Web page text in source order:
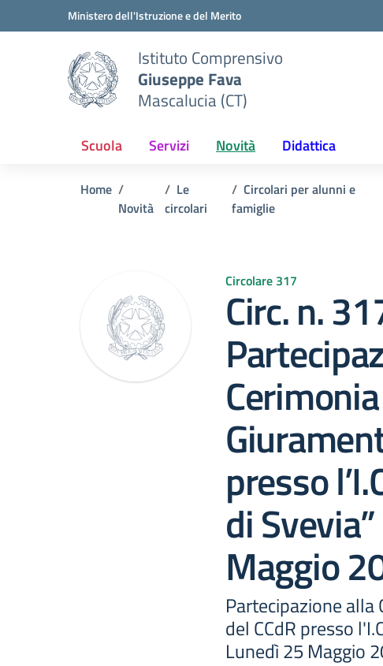
Vai ai contenuti
Vai al menu di navigazioneMinistero dell'Istruzione e del Merito
Istituto Comprensivo
Giuseppe Fava
Mascalucia (CT)
Scuola Servizi Novità Didattica
Home
Novità
Le
circolari
Circolari per alunni e
famiglie
Circolare 317
Circ. n.
presso
di
Maggio
Partecipazione alla
del CCdR presso
Lunedì 25 Maggio